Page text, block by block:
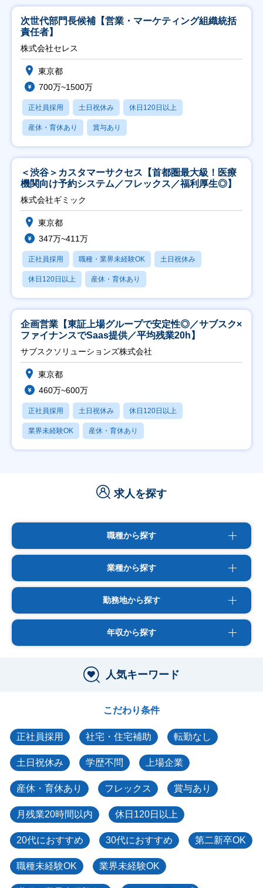
次世代部門長候補【営業・マーケティング組織統括
責任者】
株式会社セレス
東京都
700万~1500万
正社員採用 土日祝休み 休日120日以上
産休・育休あり 賞与あり
＜渋谷＞カスタマーサクセス【首都圏最大級！医療
機関向け予約システム／フレックス／福利厚生◎】
株式会社ギミック
東京都
347万~411万
正社員採用 職種・業界未経験OK 土日祝休み
休日120日以上 産休・育休あり
企画営業【東証上場グループで安定性◎／サブスク×
ファイナンスでSaas提供／平均残業20h】
サブスクソリューションズ株式会社
東京都
460万~600万
正社員採用 土日祝休み 休日120日以上
業界未経験OK 産休・育休あり
求人を探す
職種から探す
業種から探す
勤務地から探す
年収から探す
人気キーワード
こだわり条件
正社員採用 社宅・住宅補助 転勤なし
土日祝休み 学歴不問 上場企業
産休・育休あり フレックス 賞与あり
月残業20時間以内 休日120日以上
20代におすすめ 30代におすすめ 第二新卒OK
職種未経験OK 業界未経験OK